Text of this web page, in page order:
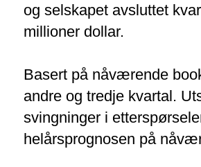
og selskapet avsluttet
millioner dollar.
Basert på nåværende
andre og tredje kvartal.
svingninger i
helårsprognosen på